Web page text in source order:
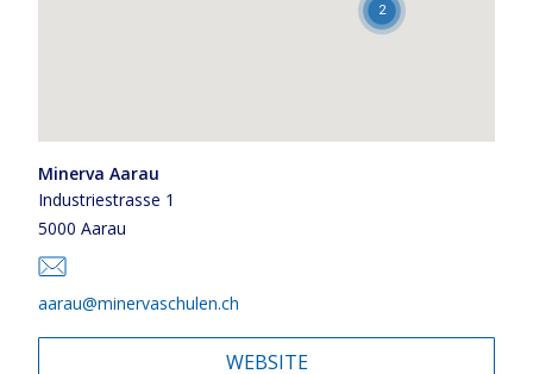
2
Minerva Aarau
Industriestrasse 1
5000 Aarau
aarau@minervaschulen.ch
WEBSITE